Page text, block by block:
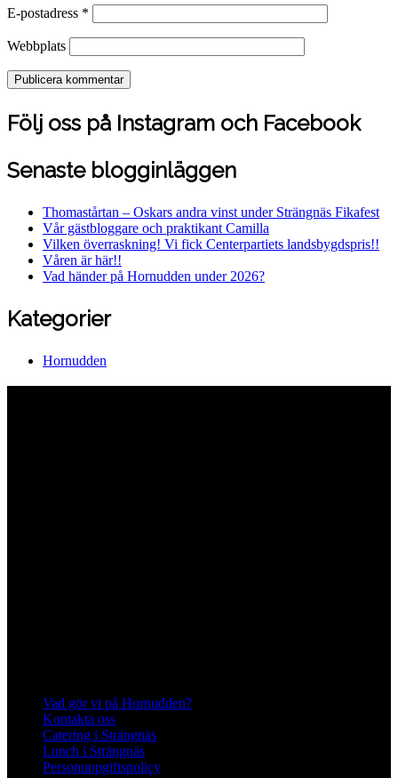
E-postadress *
Webbplats
Följ oss på Instagram och Facebook
Senaste blogginläggen
Thomastårtan – Oskars andra vinst under Strängnäs Fikafest
Vår gästbloggare och praktikant Camilla
Vilken överraskning! Vi fick Centerpartiets landsbygdspris!!
Våren är här!!
Vad händer på Hornudden under 2026?
Kategorier
Hornudden
Vad gör vi på Hornudden?
Kontakta oss
Catering i Strängnäs
Lunch i Strängnäs
Personuppgiftspolicy